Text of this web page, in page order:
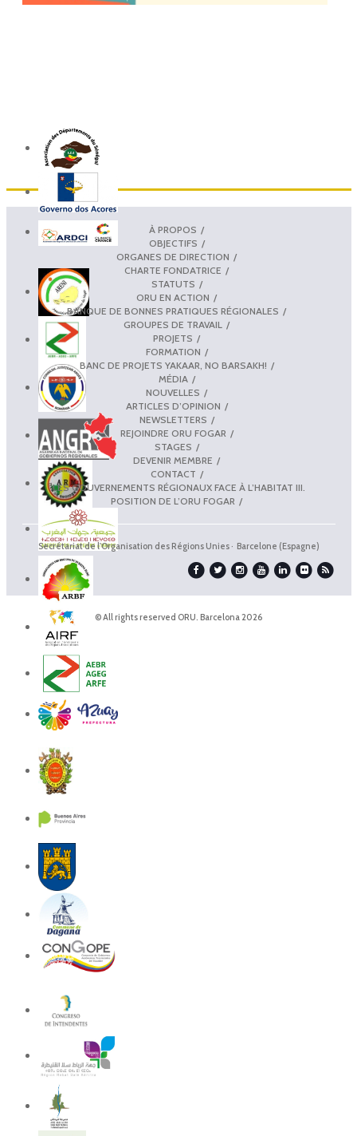
À PROPOS
OBJECTIFS
ORGANES DE DIRECTION
CHARTE FONDATRICE
STATUTS
ORU EN ACTION
BANQUE DE BONNES PRATIQUES RÉGIONALES
GROUPES DE TRAVAIL
PROJETS
FORMATION
BANC DE PROJETS YAKAAR, NO BARSAKH!
MÉDIA
NOUVELLES
ARTICLES D’OPINION
NEWSLETTERS
REJOINDRE ORU FOGAR
STAGES
DEVENIR MEMBRE
CONTACT
LES GOUVERNEMENTS RÉGIONAUX FACE À L’HABITAT III.
POSITION DE L’ORU FOGAR
Secrétariat de l'Organisation des Régions Unies · Barcelone (Espagne)
© All rights reserved ORU. Barcelona 2026